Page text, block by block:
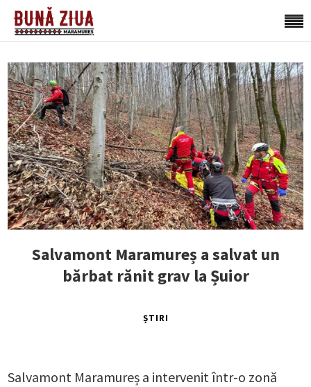
Salvamont Maramureș a salvat un
bărbat rănit grav la Șuior
ȘTIRI
Salvamont Maramureș a intervenit într-o zonă